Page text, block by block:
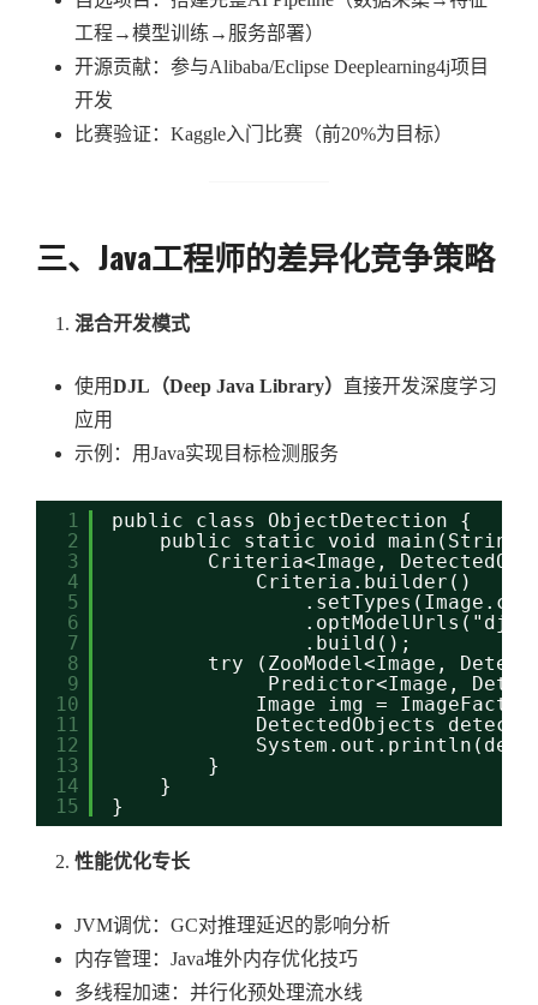
工程→模型训练→服务部署）
开源贡献：参与Alibaba/Eclipse Deeplearning4j项目
开发
比赛验证：Kaggle入门比赛（前20%为目标）
三、Java工程师的差异化竞争策略
混合开发模式
使用DJL（Deep Java Library） 直接开发深度学习
应用
示例：用Java实现目标检测服务
1
2
3
4
5
6
7
8
9
10
11
12
13
14
15
public class ObjectDetection {
public static void
Criteria<Image,
Criteria.builder()
.build();
try (ZooModel<Image,
Predictor<Image,
Image img =
DetectedObjects
}
}
}
性能优化专长
JVM调优：GC对推理延迟的影响分析
内存管理：Java堆外内存优化技巧
多线程加速：并行化预处理流水线